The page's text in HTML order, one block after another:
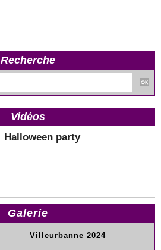
Recherche
Vidéos
Halloween party
Galerie
Villeurbanne 2024